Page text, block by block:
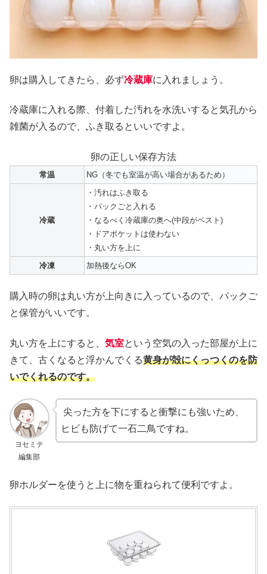
卵は購入してきたら、必ず冷蔵庫に入れましょう。
冷蔵庫に入れる際、付着した汚れを水洗いすると気孔から
雑菌が入るので、ふき取るといいですよ。
卵の正しい保存方法
常温 NG（冬でも室温が高い場合があるため）
冷蔵
・汚れはふき取る
・パックごと入れる
・なるべく冷蔵庫の奥へ(中段がベスト)
・ドアポケットは使わない
・丸い方を上に
冷凍
加熱後ならOK
購入時の卵は丸い方が上向きに入っているので、パックご
と保管がいいです。
丸い方を上にすると、 気室という空気の入った部屋が上に
きて、古くなると浮かんでくる黄身が殻にくっつくのを防
いでくれるのです。
ヨセミテ
編集部
尖った方を下にすると衝撃にも強いため、
ヒビも防げて一石二鳥ですね。
卵ホルダーを使うと上に物を重ねられて便利ですよ。